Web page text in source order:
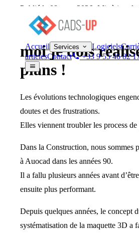
Accueil Services Logiciels
articlesContact +33 9 55 46 82
Publié le 08 mars 2026 · Mis à jour
On me parle du
moi je dois
plans !
Les évolutions technologiques
doutes et des frustrations.
Elles viennent troubler les process
Dans la Construction, nous sommes
à Auocad dans les années 90.
Il a fallu plusieurs années avant
ensuite plus performant.
Depuis quelques années, le concept
systématisation de la maquette 3D a